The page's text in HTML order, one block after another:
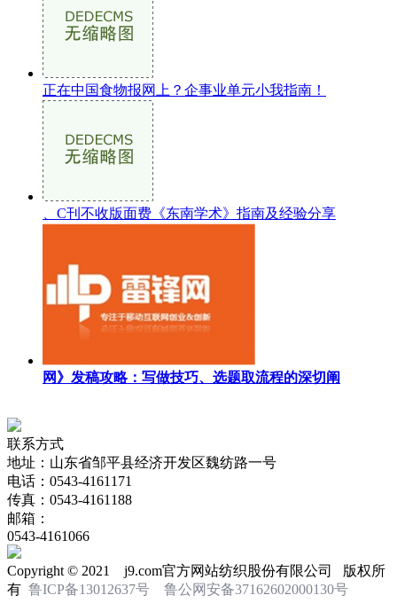
正在中国食物报网上？企事业单元小我指南！
、C刊不收版面费《东南学术》指南及经验分享
网》发稿攻略：写做技巧、选题取流程的深切阐
联系方式
地址：山东省邹平县经济开发区魏纺路一号
电话：0543-4161171
传真：0543-4161188
邮箱：
0543-4161066
Copyright © 2021 j9.com官方网站纺织股份有限公司 版权所
有 鲁ICP备13012637号 鲁公网安备37162602000130号